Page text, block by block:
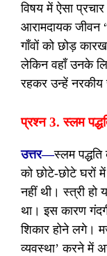
विषय में ऐसा
आरामदायक जीवन
गाँवों को छोड़
लेकिन वहाँ उनके
रहकर उन्हें नरकीय
प्रश्न 3. स्लम
उत्तर—स्लम
को छोटे-छोटे घरों
नहीं थी। स्त्री
था। इस कारण
शिकार होने लगे।
व्यवस्था’ करने में